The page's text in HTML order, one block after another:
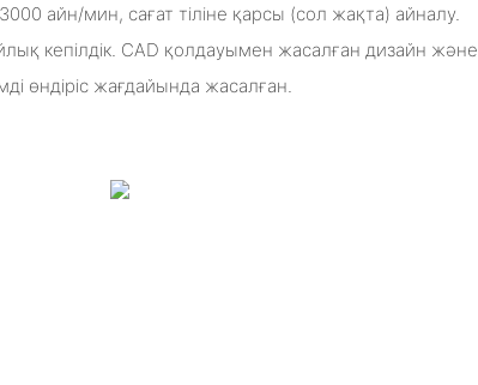
айн/мин, сағат тіліне қарсы (сол жақта) айналу.
кепілдік. CAD қолдауымен жасалған дизайн және
өндіріс жағдайында жасалған.